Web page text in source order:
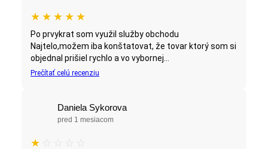
★ ★ ★ ★ ★
Po prvykrat som využil služby obchodu
Najtelo,možem iba konštatovat, že tovar ktorý som si
objednal prišiel rychlo a vo vybornej...
Prečítať celú recenziu
Daniela Sykorova
pred 1 mesiacom
★ ☆ ☆ ☆ ☆